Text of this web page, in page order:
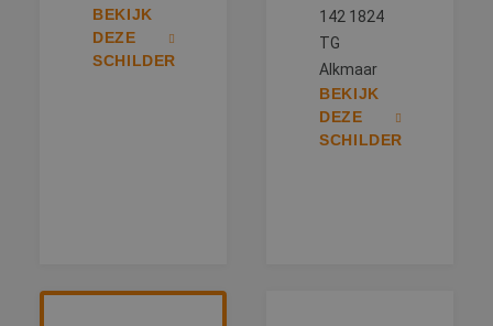
BEKIJK
DEZE
SCHILDER
142 1824
TG
Alkmaar
BEKIJK
DEZE
SCHILDER